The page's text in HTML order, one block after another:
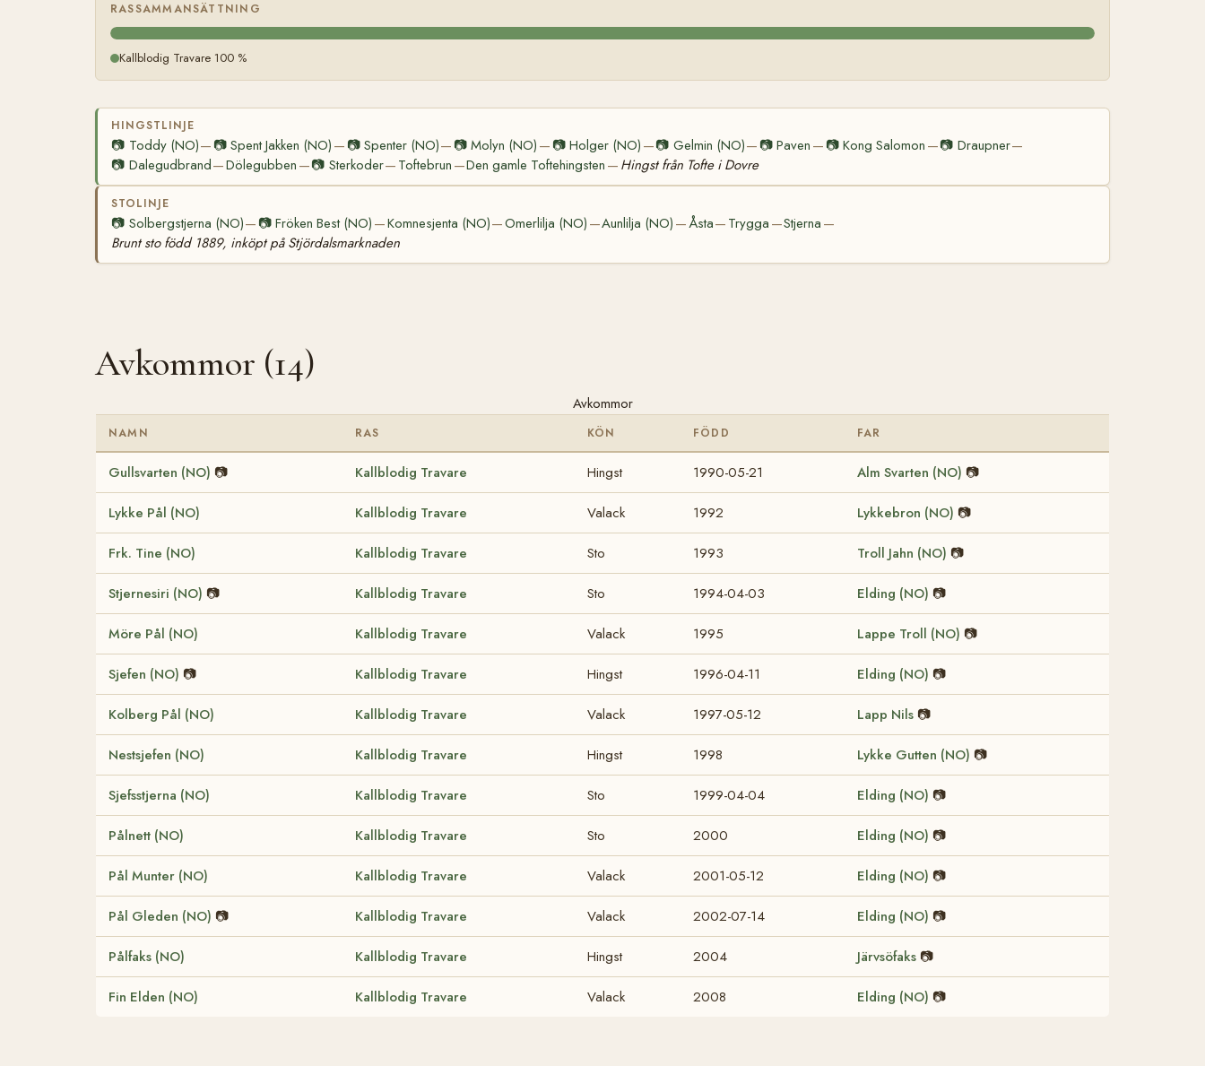
RASSAMMANSÄTTNING
Kallblodig Travare 100 %
HINGSTLINJE
📷 Toddy (NO)— 📷Spent Jakken (NO) — 📷 Spenter (NO)— 📷 Molyn (NO) — 📷Holger (NO) —📷 Gelmin (NO)— 📷Paven — 📷Kong Salomon —📷 Draupner—
📷 Dalegudbrand—Dölegubben —📷 Sterkoder— Toftebrun —Den gamle Toftehingsten — Hingst från Tofte i Dovre
STOLINJE
📷 Solbergstjerna (NO)— 📷Fröken Best (NO) —Komnesjenta (NO)—Omerlilja (NO) —Aunlilja (NO) —Åsta— Trygga —Stjerna —
Brunt sto född 1889, inköpt på Stjördalsmarknaden
Avkommor (14)
Avkommor
NAMN RAS KÖN FÖDD FAR
Gullsvarten (NO) 📷 Kallblodig Travare Hingst 1990-05-21 Alm Svarten (NO) 📷
Lykke Pål (NO) Kallblodig Travare Valack 1992 Lykkebron (NO) 📷
Frk. Tine (NO) Kallblodig Travare Sto 1993 Troll Jahn (NO) 📷
Stjernesiri (NO) 📷 Kallblodig Travare Sto 1994-04-03 Elding (NO) 📷
Möre Pål (NO) Kallblodig Travare Valack 1995 Lappe Troll (NO) 📷
Sjefen (NO) 📷 Kallblodig Travare Hingst 1996-04-11 Elding (NO) 📷
Kolberg Pål (NO) Kallblodig Travare Valack 1997-05-12 Lapp Nils 📷
Nestsjefen (NO) Kallblodig Travare Hingst 1998 Lykke Gutten (NO) 📷
Sjefsstjerna (NO) Kallblodig Travare Sto 1999-04-04 Elding (NO) 📷
Pålnett (NO) Kallblodig Travare Sto 2000 Elding (NO) 📷
Pål Munter (NO) Kallblodig Travare Valack 2001-05-12 Elding (NO) 📷
Pål Gleden (NO) 📷 Kallblodig Travare Valack 2002-07-14 Elding (NO) 📷
Pålfaks (NO) Kallblodig Travare Hingst 2004 Järvsöfaks 📷
Fin Elden (NO) Kallblodig Travare Valack 2008 Elding (NO) 📷